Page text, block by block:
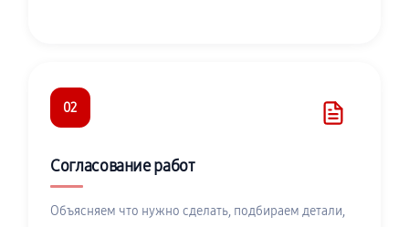
02
Согласование работ
Объясняем что нужно сделать, подбираем детали,